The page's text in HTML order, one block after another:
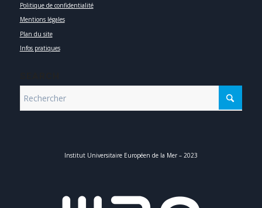
Politique de confidentialité
Mentions légales
Plan du site
Infos pratiques
Institut Universitaire Européen de la Mer – 2023